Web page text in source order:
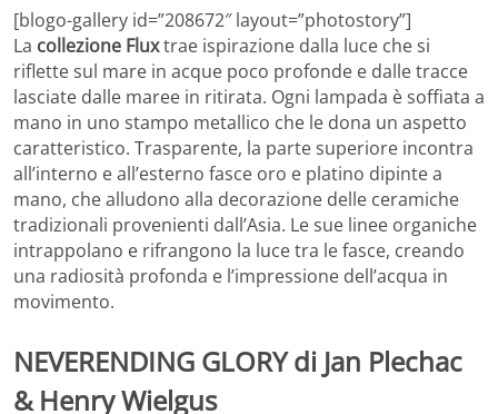
[blogo-gallery id=”208672″ layout=”photostory”]
La collezione Fluxtrae ispirazione dalla luce che si
riflette sul mare in acque poco profonde e dalle tracce
lasciate dalle maree in ritirata. Ogni lampada è soffiata a
mano in uno stampo metallico che le dona un aspetto
caratteristico. Trasparente, la parte superiore incontra
all’interno e all’esterno fasce oro e platino dipinte a
mano, che alludono alla decorazione delle ceramiche
tradizionali provenienti dall’Asia. Le sue linee organiche
intrappolano e rifrangono la luce tra le fasce, creando
una radiosità profonda e l’impressione dell’acqua in
movimento.
NEVERENDING GLORY di Jan Plechac
& Henry Wielgus